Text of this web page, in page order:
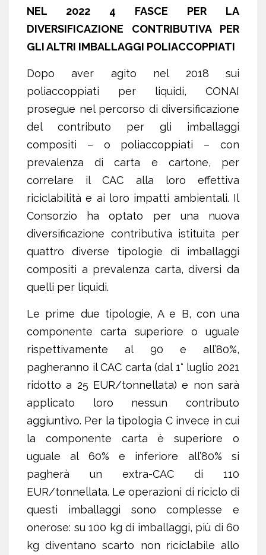
NEL 2022 4 FASCE PER LA
DIVERSIFICAZIONE CONTRIBUTIVA PER
GLI ALTRI IMBALLAGGI POLIACCOPPIATI
Dopo aver agito nel 2018 sui
poliaccoppiati per liquidi, CONAI
prosegue nel percorso di diversificazione
del contributo per gli imballaggi
compositi – o poliaccoppiati – con
prevalenza di carta e cartone, per
correlare il CAC alla loro effettiva
riciclabilità e ai loro impatti ambientali. Il
Consorzio ha optato per una nuova
diversificazione contributiva istituita per
quattro diverse tipologie di imballaggi
compositi a prevalenza carta, diversi da
quelli per liquidi.
Le prime due tipologie, A e B, con una
componente carta superiore o uguale
rispettivamente al 90 e all’80%,
pagheranno il CAC carta (dal 1° luglio 2021
ridotto a 25 EUR/tonnellata) e non sarà
applicato loro nessun contributo
aggiuntivo. Per la tipologia C invece in cui
la componente carta è superiore o
uguale al 60% e inferiore all’80% si
pagherà un extra-CAC di 110
EUR/tonnellata. Le operazioni di riciclo di
questi imballaggi sono complesse e
onerose: su 100 kg di imballaggi, più di 60
kg diventano scarto non riciclabile allo